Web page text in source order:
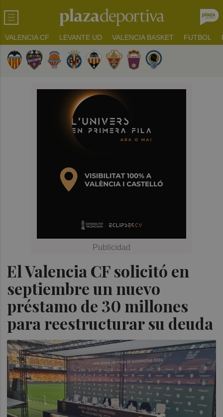
VALENCIA CF LEVANTE UD VALENCIA BASKET FUTBOL
El Valencia CF solicitó en
septiembre un nuevo
préstamo de 30 millones
para reestructurar su deuda